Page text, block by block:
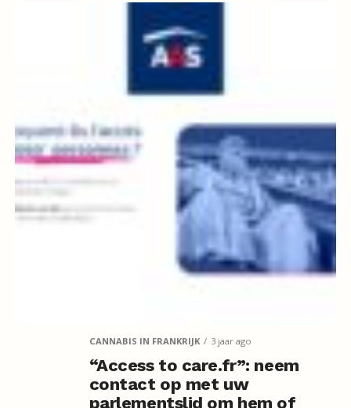
CANNABIS IN FRANKRIJK 3 jaar ago
“Access to care.fr”: neem
contact op met uw
parlementslid om hem of